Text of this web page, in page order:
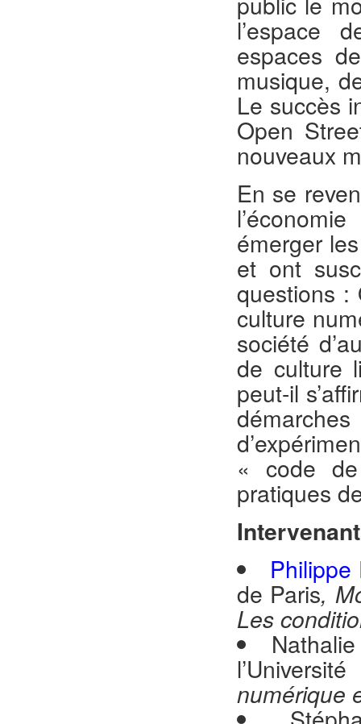
l’espace
espaces
musique,
Le succès
Open
nouveaux
En se
émerger
et ont
questions :
culture
société
de culture
peut-il
« code
pratiques
Philippe
de Paris,
Les
numérique